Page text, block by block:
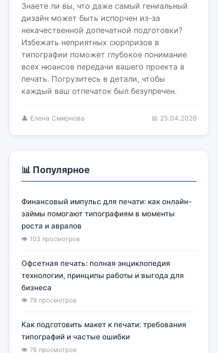
Знаете ли вы, что даже самый гениальный
дизайн может быть испорчен из-за
некачественной допечатной подготовки?
Избежать неприятных сюрпризов в
типографии поможет глубокое понимание
всех нюансов передачи вашего проекта в
печать. Погрузитесь в детали, чтобы
каждый ваш отпечаток был безупречен.
👤 Елена Смирнова 📅 25.04.2026
📊 Популярное
Финансовый импульс для печати: как онлайн-
займы помогают типографиям в моменты
роста и авралов
👁 103 просмотров
Офсетная печать: полная энциклопедия
технологии, принципы работы и выгода для
бизнеса
👁 78 просмотров
Как подготовить макет к печати: требования
типографий и частые ошибки
👁 76 просмотров